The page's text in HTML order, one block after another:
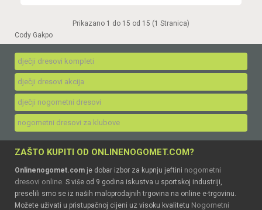
Prikazano 1 do 15 od 15 (1 Stranica)
Cody Gakpo
dječji dresovi kompleti
dječji dresovi akcija
dječji nogometni dresovi
nogometni dresovi za klubove
ZAŠTO KUPITI OD ONLINENOGOMET.COM?
Onlinenogomet.com je dobar izbor za kupnju jeftini nogometni
dresovi online. S više od 9 godina iskustva u sportskoj industriji,
preselili smo se iz naših maloprodajnih trgovina na online e-trgovinu.
Možete uživati u pristupačnoj cijeni uz visoku kvalitetu Nogometni